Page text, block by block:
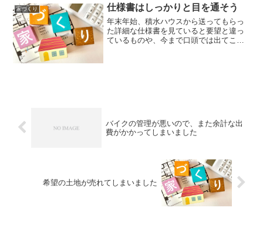
棚、カラーボックスにタン...
家づくり 仕様書はしっかりと目を通そう
年末年始、積水ハウスから送ってもらっ
た詳細な仕様書を見ていると要望と違っ
ているものや、今まで口頭では出てこな
バイクの管理が悪いので、また余計な出
費がかかってしまいました
希望の土地が売れてしまいました